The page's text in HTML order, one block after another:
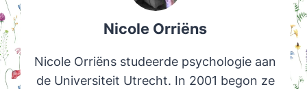
Nicole Orriëns
Nicole Orriëns studeerde psychologie aan
de Universiteit Utrecht. In 2001 begon ze